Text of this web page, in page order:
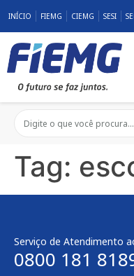
INÍCIO FIEMG CIEMG SESI
Tag:
Serviço de Atendimento
0800 181